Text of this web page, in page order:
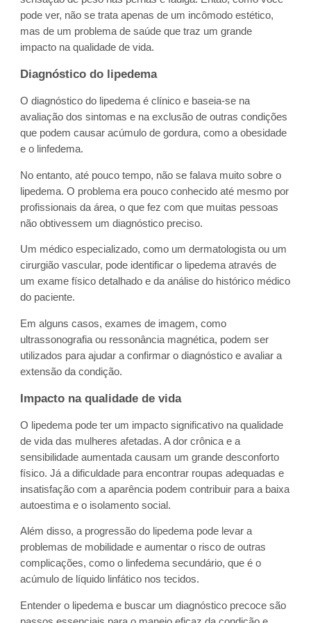
pode ver, não se trata apenas de um incômodo estético,
mas de um problema de saúde que traz um grande
impacto na qualidade de vida.
Diagnóstico do lipedema
O diagnóstico do lipedema é clínico e baseia-se na
avaliação dos sintomas e na exclusão de outras condições
que podem causar acúmulo de gordura, como a obesidade
e o linfedema.
No entanto, até pouco tempo, não se falava muito sobre o
lipedema. O problema era pouco conhecido até mesmo por
profissionais da área, o que fez com que muitas pessoas
não obtivessem um diagnóstico preciso.
Um médico especializado, como um dermatologista ou um
cirurgião vascular, pode identificar o lipedema através de
um exame físico detalhado e da análise do histórico médico
do paciente.
Em alguns casos, exames de imagem, como
ultrassonografia ou ressonância magnética, podem ser
utilizados para ajudar a confirmar o diagnóstico e avaliar a
extensão da condição.
Impacto na qualidade de vida
O lipedema pode ter um impacto significativo na qualidade
de vida das mulheres afetadas. A dor crônica e a
sensibilidade aumentada causam um grande desconforto
físico. Já a dificuldade para encontrar roupas adequadas e
insatisfação com a aparência podem contribuir para a baixa
autoestima e o isolamento social.
Além disso, a progressão do lipedema pode levar a
problemas de mobilidade e aumentar o risco de outras
complicações, como o linfedema secundário, que é o
acúmulo de líquido linfático nos tecidos.
Entender o lipedema e buscar um diagnóstico precoce são